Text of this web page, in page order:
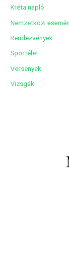
Kréta napló
Nemzetközi
Rendezvények
Sportélet
Versenyek
Vizsgák